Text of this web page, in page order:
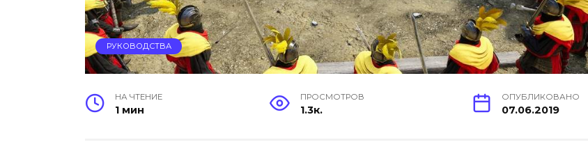
РУКОВОДСТВА
НА ЧТЕНИЕ
1 мин
ПРОСМОТРОВ
1.3к.
ОПУБЛИКОВАНО
07.06.2019